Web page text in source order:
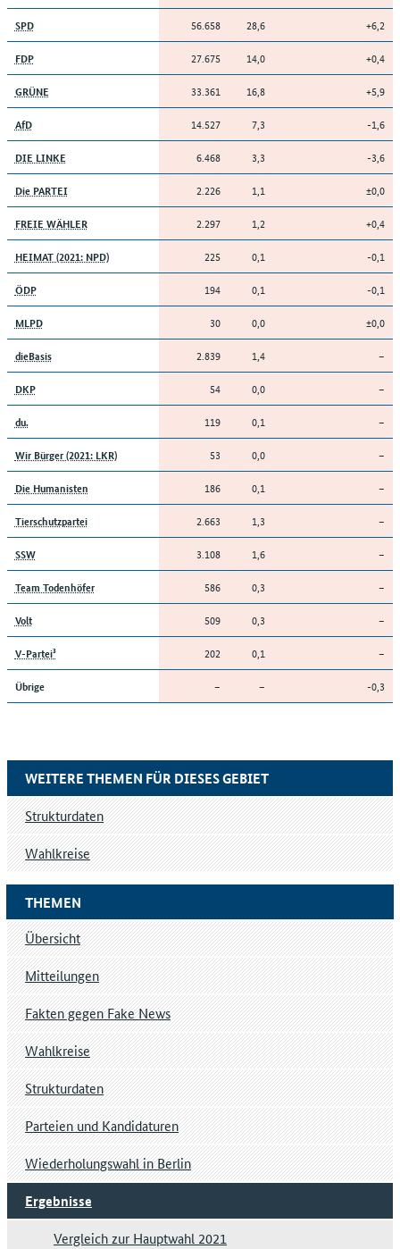
SPD 56.658 28,6 +6,2
FDP 27.675 14,0 +0,4
GRÜNE 33.361 16,8 +5,9
AfD 14.527 7,3 -1,6
DIE LINKE 6.468 3,3 -3,6
Die PARTEI 2.226 1,1 ±0,0
FREIE WÄHLER 2.297 1,2 +0,4
HEIMAT (2021: NPD) 225 0,1 -0,1
ÖDP 194 0,1 -0,1
MLPD 30 0,0 ±0,0
dieBasis 2.839 1,4 –
DKP 54 0,0 –
du. 119 0,1 –
Wir Bürger (2021: LKR) 53 0,0 –
Die Humanisten 186 0,1 –
Tierschutzpartei 2.663 1,3 –
SSW 3.108 1,6 –
Team Todenhöfer 586 0,3 –
Volt 509 0,3 –
V-Partei³ 202 0,1 –
Übrige – – -0,3
THEMEN
Übersicht
Mitteilungen
Fakten gegen Fake News
Wahlkreise
Strukturdaten
Parteien und Kandidaturen
Wiederholungswahl in Berlin
Ergebnisse
Vergleich zur Hauptwahl 2021
WEITERE THEMEN FÜR DIESES GEBIET
Strukturdaten
Wahlkreise